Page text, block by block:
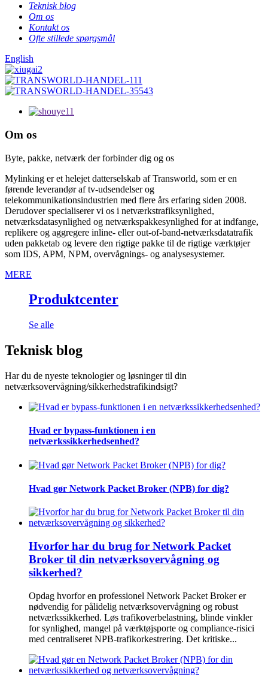
Teknisk blog
Om os
Kontakt os
Ofte stillede spørgsmål
English
Om os
Byte, pakke, netværk der forbinder dig og os
Mylinking er et helejet datterselskab af Transworld, som er en
førende leverandør af tv-udsendelser og
telekommunikationsindustrien med flere års erfaring siden 2008.
Derudover specialiserer vi os i netværkstrafiksynlighed,
netværksdatasynlighed og netværkspakkesynlighed for at indfange,
replikere og aggregere inline- eller out-of-band-netværksdatatrafik
uden pakketab og levere den rigtige pakke til de rigtige værktøjer
som IDS, APM, NPM, overvågnings- og analysesystemer.
MERE
Produktcenter
Se alle
Teknisk blog
Har du de nyeste teknologier og løsninger til din
netværksovervågning/sikkerhedstrafikindsigt?
Hvad er bypass-funktionen i en
netværkssikkerhedsenhed?
Hvad gør Network Packet Broker (NPB) for dig?
Hvorfor har du brug for Network Packet
Broker til din netværksovervågning og
sikkerhed?
Opdag hvorfor en professionel Network Packet Broker er
nødvendig for pålidelig netværksovervågning og robust
netværkssikkerhed. Løs trafikoverbelastning, blinde vinkler
for synlighed, mangel på værktøjsporte og compliance-risici
med centraliseret NPB-trafikorkestrering. Det kritiske...